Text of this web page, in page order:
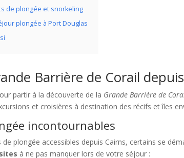
de plongée et snorkeling
plongée à Port Douglas
Barrière de Corail
partir à la découverte de la Grande Barrière de
et croisières à destination des récifs et îles
incontournables
plongée accessibles depuis Cairns, certains se
à ne pas manquer lors de votre séjour :